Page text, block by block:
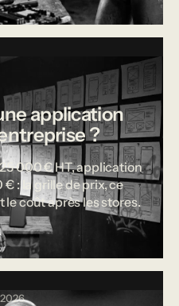
application
?
000 € HT, application
: la grille de prix, ce
coût après les stores.